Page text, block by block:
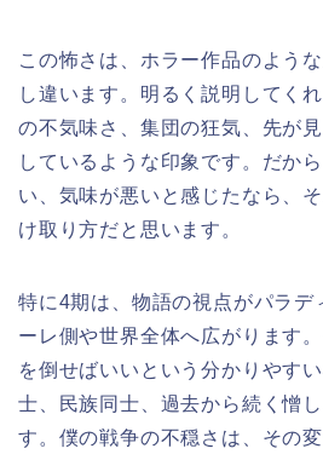
この怖さは、ホラー作品のよう
し違います。明るく説明してく
の不気味さ、集団の狂気、先が
しているような印象です。だか
い、気味が悪いと感じたなら、
け取り方だと思います。
特に4期は、物語の視点がパラデ
ーレ側や世界全体へ広がります
を倒せばいいという分かりやす
士、民族同士、過去から続く憎
す。僕の戦争の不穏さは、その